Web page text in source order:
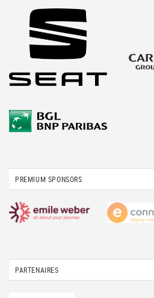
PREMIUM SPONSORS
PARTENAIRES